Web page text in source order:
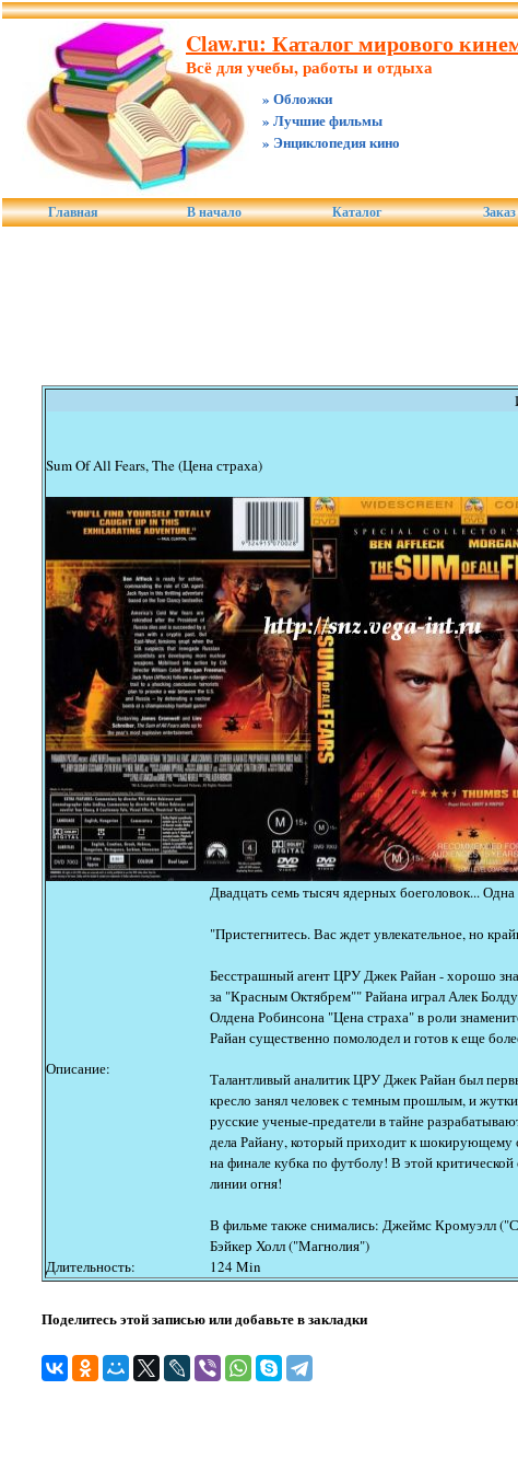
Claw.ru: Каталог мирового
Всё для учебы, работы и отдыха
» Обложки
» Лучшие фильмы
» Энциклопедия кино
Главная В начало Каталог Заказ
Sum Of All Fears, The (Цена страха)
Описание:
Двадцать семь тысяч ядерных боеголовок... Одна
"Пристегнитесь. Вас ждет увлекательное, но
Бесстрашный агент ЦРУ Джек Райан - хорошо
за "Красным Октябрем"" Райана играл Алек
Олдена Робинсона "Цена страха" в роли
Райан существенно помолодел и готов к еще
Талантливый аналитик ЦРУ Джек Райан был
кресло занял человек с темным прошлым, и
русские ученые-предатели в тайне
дела Райану, который приходит к
на финале кубка по футболу! В этой
линии огня!
В фильме также снимались: Джеймс Кромуэлл
Бэйкер Холл ("Магнолия")
Длительность:
124 Min
Поделитесь этой записью или добавьте в закладки